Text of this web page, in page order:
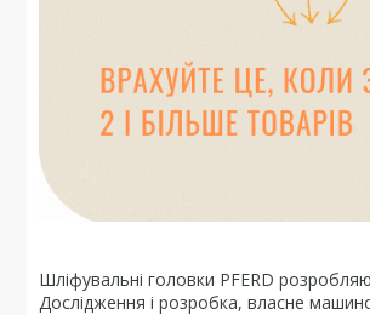
Шліфувальні головки PFERD
Дослідження і розробка, власне